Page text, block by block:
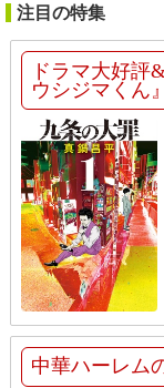
注目の特集
ドラマ大好評
ウシジマくん
中華ハーレム